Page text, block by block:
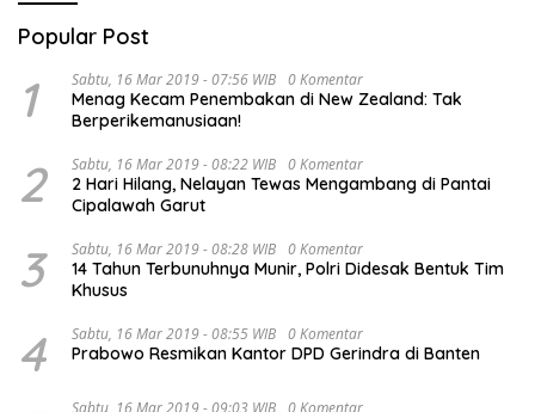
Popular Post
1 Sabtu, 16 Mar 2019 - 07:56 WIB 0 Komentar
Menag Kecam Penembakan di New Zealand: Tak
Berperikemanusiaan!
2 Sabtu, 16 Mar 2019 - 08:22 WIB 0 Komentar
2 Hari Hilang, Nelayan Tewas Mengambang di Pantai
Cipalawah Garut
3 Sabtu, 16 Mar 2019 - 08:28 WIB 0 Komentar
14 Tahun Terbunuhnya Munir, Polri Didesak Bentuk Tim
Khusus
4 Sabtu, 16 Mar 2019 - 08:55 WIB 0 Komentar
Prabowo Resmikan Kantor DPD Gerindra di Banten